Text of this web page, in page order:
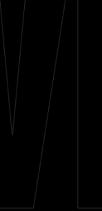
Área do Aluno